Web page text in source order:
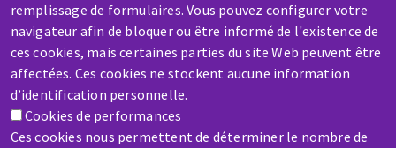
remplissage de formulaires. Vous pouvez configurer votre
navigateur afin de bloquer ou être informé de l'existence de
ces cookies, mais certaines parties du site Web peuvent être
affectées. Ces cookies ne stockent aucune information
d’identification personnelle.
Cookies de performances
Ces cookies nous permettent de déterminer le nombre de
SAV / RÉPARATION
Une machine cassée ? En panne ?
Contactez-nous